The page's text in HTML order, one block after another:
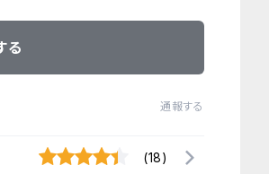
る
通報する
(18)